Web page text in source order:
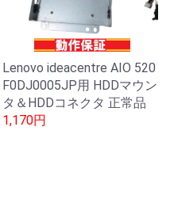
Lenovo ideacentre AIO 520
F0DJ0005JP用 HDDマウン
タ＆HDDコネクタ 正常品
1,170円